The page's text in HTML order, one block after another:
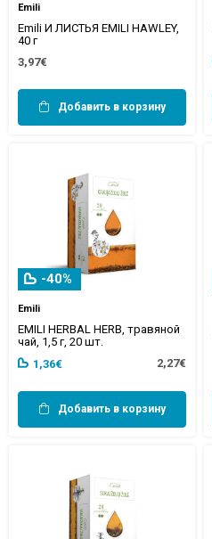
Emili
Emili И ЛИСТЬЯ EMILI HAWLEY,
40 г
3,97€
Добавить в корзину
-40%
Emili
EMILI HERBAL HERB, травяной
чай, 1,5 г, 20 шт.
1,36€
2,27€
Добавить в корзину